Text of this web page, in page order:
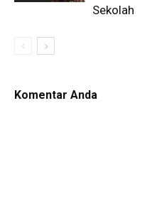
Sekolah
Komentar Anda